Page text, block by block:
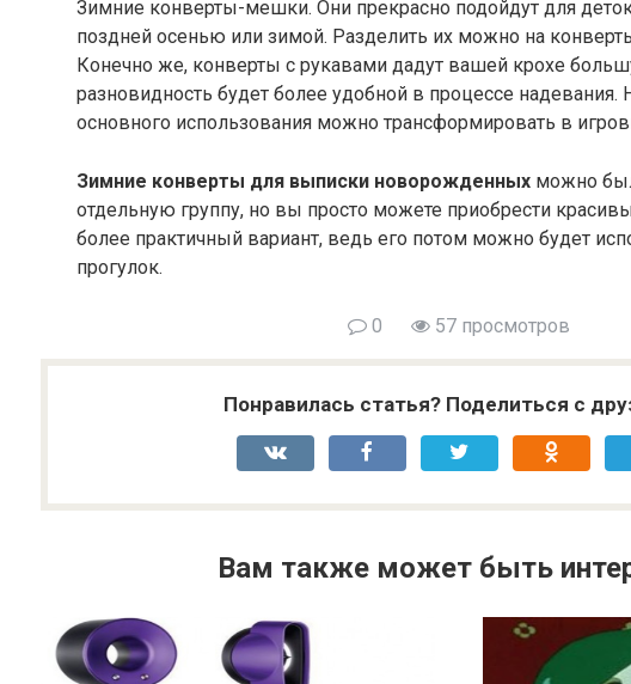
Зимние конверты-мешки. Они прекрасно подойдут для
поздней осенью или зимой. Разделить их можно на
Конечно же, конверты с рукавами дадут вашей крохе
разновидность будет более удобной в процессе
основного использования можно трансформировать в
Зимние конверты для выписки новорожденных можно
отдельную группу, но вы просто можете приобрести
более практичный вариант, ведь его потом можно будет
прогулок.
0 57 просмотров
Понравилась статья? Поделиться с
Вам также может быть